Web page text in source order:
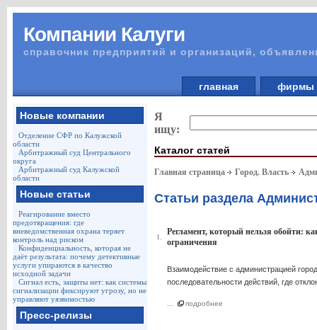
Компании Калуги
справочник предприятий и организаций,
главная
Новые компании
Отделение СФР по Калужской
области
Арбитражный суд Центрального
округа
Арбитражный суд Калужской
области
Новые статьи
Реагирование вместо
предотвращения: где
вневедомственная охрана теряет
контроль над риском
Конфиденциальность, которая не
даёт результата: почему детективные
услуги упираются в качество
исходной задачи
Сигнал есть, защиты нет: как системы
сигнализации фиксируют угрозу, но не
управляют уязвимостью
Пресс-релизы
Я
ищу:
Каталог статей
Главная страница Город. Власть
Статьи раздела
1.
Регламент, который нельзя обойти:
ограничения
Взаимодействие с администрацией
последовательности действий, где
подробнее